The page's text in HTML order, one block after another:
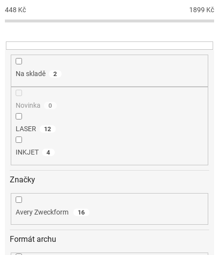
o
d
k
t
448 Kč 1899 Kč
Na skladě 2
Novinka 0
LASER 12
INKJET 4
Značky
Avery Zweckform 16
Formát archu